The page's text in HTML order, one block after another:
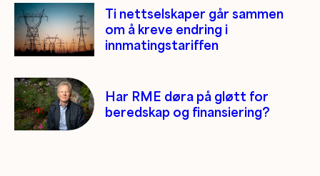
Ti nettselskaper går sammen
om å kreve endring i
innmatingstariffen
Har RME døra på gløtt for
beredskap og finansiering?